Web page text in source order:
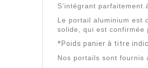
S’intégrant
Le portail aluminium est
solide, qui est
*Poids panier à titre
Nos portails sont fournis